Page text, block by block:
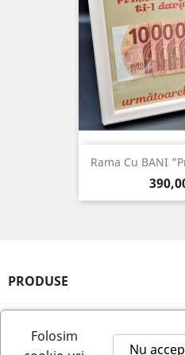
Rama Cu BANI
Pret
PRODUSE
Folosim
Nu